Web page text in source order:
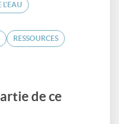
L'EAU
RESSOURCES
de ce